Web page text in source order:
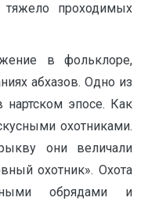
проходимых
в фольклоре,
абхазов. Одно из
нартском эпосе. Как
охотниками.
они величали
охотник». Охота
обрядами и